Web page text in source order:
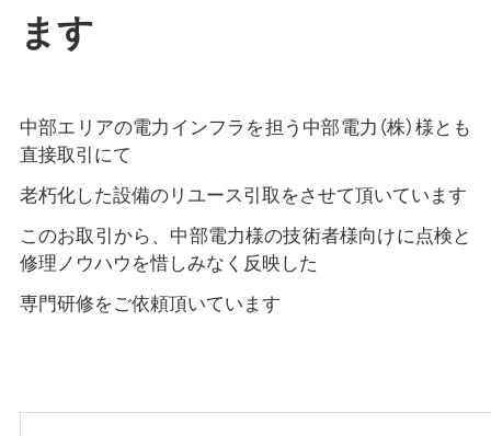
ます
中部エリアの電力インフラを担う中部電力（株）様とも
直接取引にて
老朽化した設備のリユース引取をさせて頂いています
このお取引から、中部電力様の技術者様向けに点検と
修理ノウハウを惜しみなく反映した
専門研修をご依頼頂いています